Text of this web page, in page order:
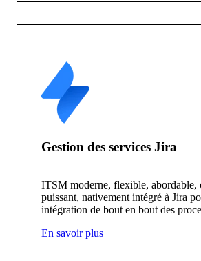
Gestion des services Jira
ITSM moderne, flexible, abordable,
puissant, nativement intégré à Jira
intégration de bout en bout des
En savoir plus